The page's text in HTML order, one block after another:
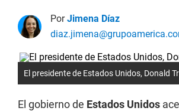
PorJimena Díaz
El presidente de Estados Unidos, Donald
El gobierno de Estados Unidos